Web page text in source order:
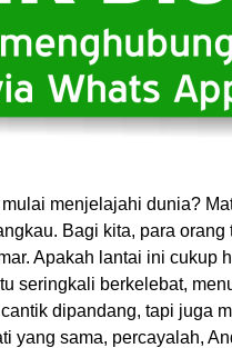
menjelajahi dunia?
Bagi kita, para
Apakah lantai ini cukup
seringkali berkelebat,
dipandang, tapi juga
yang sama, percayalah,